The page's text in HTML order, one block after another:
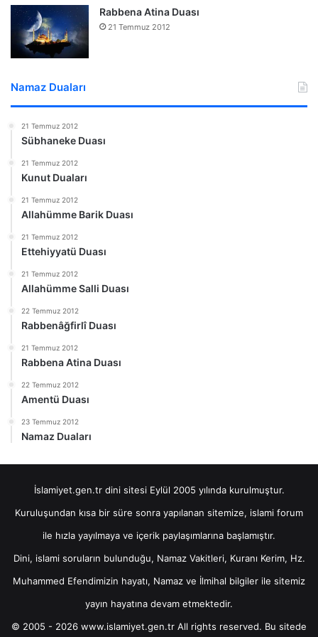
Rabbena Atina Duası
21 Temmuz 2012
Namaz Duaları
21 Temmuz 2012
Sübhaneke Duası
21 Temmuz 2012
Kunut Duaları
21 Temmuz 2012
Allahümme Barik Duası
21 Temmuz 2012
Ettehiyyatü Duası
21 Temmuz 2012
Allahümme Salli Duası
22 Temmuz 2012
Rabbenâğfirlî Duası
21 Temmuz 2012
Rabbena Atina Duası
22 Temmuz 2012
Amentü Duası
23 Temmuz 2012
Namaz Duaları
İslamiyet.gen.tr dini sitesi Eylül 2005 yılında kurulmuştur.
Kuruluşundan kısa bir süre sonra yapılanan sitemize, islami forum
ile hızla yayılmaya ve içerik paylaşımlarına başlamıştır.
Dini, islami soruların bulunduğu, Namaz Vakitleri, Kuranı Kerim, Hz.
Muhammed Efendimizin hayatı, Namaz ve İlmihal bilgiler ile sitemiz
yayın hayatına devam etmektedir.
© 2005 - 2026 www.islamiyet.gen.tr All rights reserved. Bu sitede